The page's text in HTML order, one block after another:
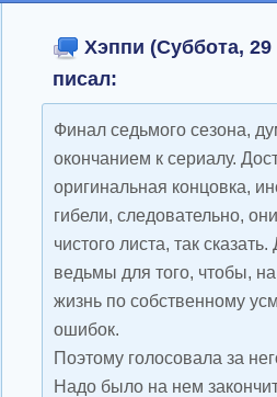
Хэппи (Суббота, 29
писал:
Финал седьмого сезона,
окончанием к сериалу.
оригинальная концовка,
гибели, следовательно,
чистого листа, так
ведьмы для того, чтобы,
жизнь по собственному
ошибок.
Поэтому голосовала за
Надо было на нем